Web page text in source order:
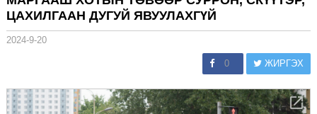
ЦАХИЛГААН ДУГУЙ ЯВУУЛАХГҮЙ
2024-9-20
0 ЖИРГЭХ